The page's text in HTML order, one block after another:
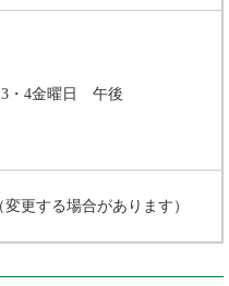
・4金曜日 午後
更する場合があります）